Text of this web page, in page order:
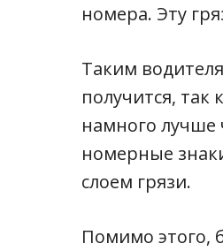
номера. Эту
Таким
получится,
намного лучше
номерные
слоем грязи.
Помимо этого,